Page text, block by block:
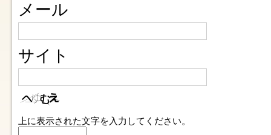
メール
サイト
上に表示された文字を入力してください。